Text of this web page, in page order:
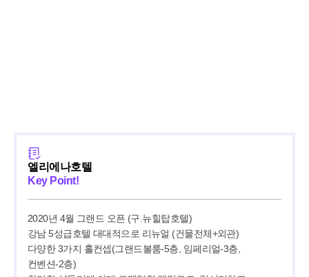
엘리에나호텔
Key Point!
2020년 4월 그랜드 오픈 (구.뉴힐탑호텔)
강남 5성급호텔 대대적으로 리뉴얼 (건물전체+외관)
다양한 3가지 홀컨셉(그랜드볼룸-5층, 임페리얼-3층,
컨벤션-2층)